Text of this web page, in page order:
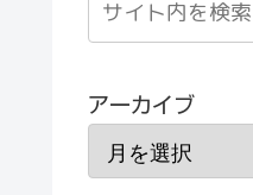
アーカイブ